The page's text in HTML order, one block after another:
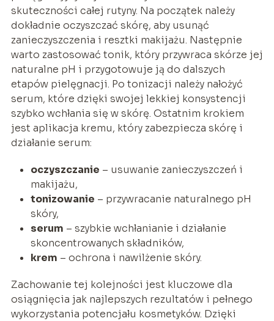
skuteczności całej rutyny. Na początek należy
dokładnie oczyszczać skórę, aby usunąć
zanieczyszczenia i resztki makijażu. Następnie
warto zastosować tonik, który przywraca skórze jej
naturalne pH i przygotowuje ją do dalszych
etapów pielęgnacji. Po tonizacji należy nałożyć
serum, które dzięki swojej lekkiej konsystencji
szybko wchłania się w skórę. Ostatnim krokiem
jest aplikacja kremu, który zabezpiecza skórę i
działanie serum:
oczyszczanie – usuwanie zanieczyszczeń i
makijażu,
tonizowanie – przywracanie naturalnego pH
skóry,
serum – szybkie wchłanianie i działanie
skoncentrowanych składników,
krem – ochrona i nawilżenie skóry.
Zachowanie tej kolejności jest kluczowe dla
osiągnięcia jak najlepszych rezultatów i pełnego
wykorzystania potencjału kosmetyków. Dzięki